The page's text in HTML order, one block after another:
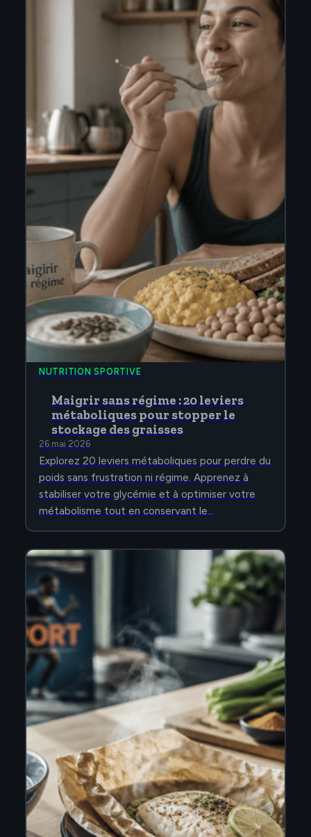
NUTRITION SPORTIVE
Maigrir sans régime : 20 leviers
métaboliques pour stopper le
stockage des graisses
26 mai 2026
Explorez 20 leviers métaboliques pour perdre du
poids sans frustration ni régime. Apprenez à
stabiliser votre glycémie et à optimiser votre
métabolisme tout en conservant le…